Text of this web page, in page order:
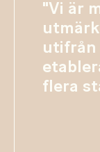
"Vi är
utifrån
flera